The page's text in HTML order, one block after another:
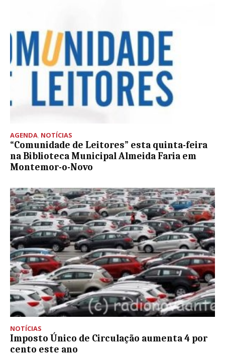
AGENDA, NOTÍCIAS
“Comunidade de Leitores” esta quinta-feira
na Biblioteca Municipal Almeida Faria em
Montemor-o-Novo
NOTÍCIAS
Imposto Único de Circulação aumenta 4 por
cento este ano